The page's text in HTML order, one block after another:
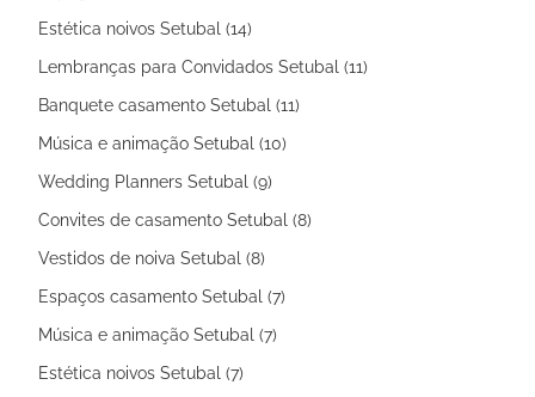
Estética noivos Setubal (14)
Lembranças para Convidados Setubal (11)
Banquete casamento Setubal (11)
Música e animação Setubal (10)
Wedding Planners Setubal (9)
Convites de casamento Setubal (8)
Vestidos de noiva Setubal (8)
Espaços casamento Setubal (7)
Música e animação Setubal (7)
Estética noivos Setubal (7)